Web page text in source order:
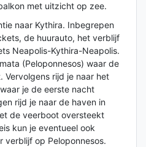
met uitzicht op zee.
naar Kythira. Inbegrepen
de huurauto, het verblijf
Neapolis-Kythira-Neapolis.
(Peloponnesos) waar de
Vervolgens rijd je naar het
je de eerste nacht
rijd je naar de haven in
de veerboot oversteekt
kun je eventueel ook
verblijf op Peloponnesos.